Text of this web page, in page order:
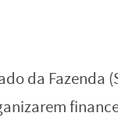
da Fazenda